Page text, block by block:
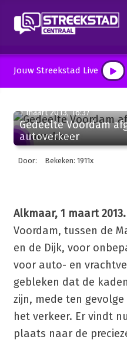
Jouw Streekstad Live
1 maart 2013, 16:37
Gedeelte Voordam
autoverkeer
Door: Bekeken: 1911x
Alkmaar, 1 maart 2013.
Voordam, tussen de
en de Dijk, voor
voor auto- en
gebleken dat de
zijn, mede ten
het verkeer. Er vindt
plaats naar de